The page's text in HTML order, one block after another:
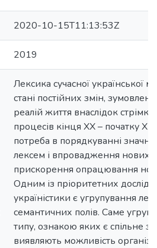
2020-10-15T11:13:53Z
2019
Лексика сучасної української
стані постійних змін,
реалій життя внаслідок
процесів кінця XX – початку
потреба в порядкуванні
лексем і впровадження нових
прискорення опрацювання
Одним із пріоритетних
україністики є угрупування
семантичних полів. Саме
типу, ознакою яких є спільне
виявляють можливість